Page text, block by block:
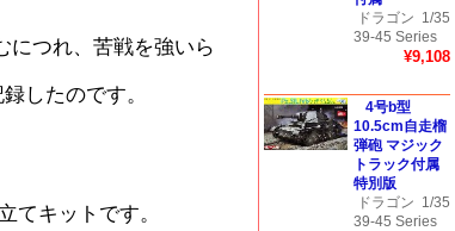
につれ、苦戦を強いら
したのです。
てキットです。
ドラゴン 1/35
39-45 Series
¥9,108
4号b型
10.5cm自走榴
弾砲 マジック
トラック付属
特別版
ドラゴン 1/35
39-45 Series